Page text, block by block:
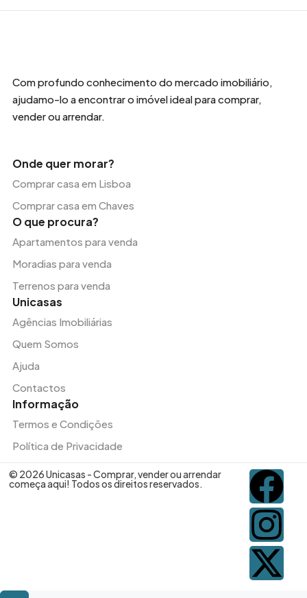
Com profundo conhecimento do mercado imobiliário,
ajudamo-lo a encontrar o imóvel ideal para comprar,
vender ou arrendar.
Onde quer morar?
Comprar casa em Lisboa
Comprar casa em Chaves
O que procura?
Apartamentos para venda
Moradias para venda
Terrenos para venda
Unicasas
Agências Imobiliárias
Quem Somos
Ajuda
Contactos
Informação
Termos e Condições
Política de Privacidade
© 2026 Unicasas - Comprar, vender ou arrendar
começa aqui! Todos os direitos reservados.